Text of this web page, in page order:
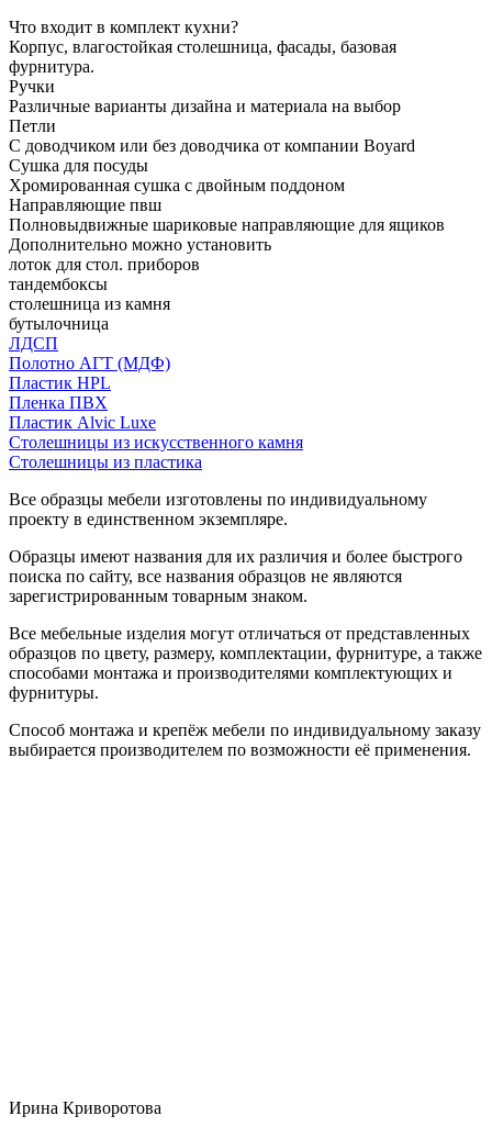
Что входит в комплект кухни?
Корпус, влагостойкая столешница, фасады, базовая
фурнитура.
Ручки
Различные варианты дизайна и материала на выбор
Петли
С доводчиком или без доводчика от компании Boyard
Сушка для посуды
Хромированная сушка с двойным поддоном
Направляющие пвш
Полновыдвижные шариковые направляющие для ящиков
Дополнительно можно установить
лоток для стол. приборов
тандембоксы
столешница из камня
бутылочница
ЛДСП
Полотно АГТ (МДФ)
Пластик HPL
Пленка ПВХ
Пластик Alvic Luxe
Столешницы из искусственного камня
Столешницы из пластика
Все образцы мебели изготовлены по индивидуальному
проекту в единственном экземпляре.
Образцы имеют названия для их различия и более быстрого
поиска по сайту, все названия образцов не являются
зарегистрированным товарным знаком.
Все мебельные изделия могут отличаться от представленных
образцов по цвету, размеру, комплектации, фурнитуре, а также
способами монтажа и производителями комплектующих и
фурнитуры.
Способ монтажа и крепёж мебели по индивидуальному заказу
выбирается производителем по возможности её применения.
Ирина Криворотова